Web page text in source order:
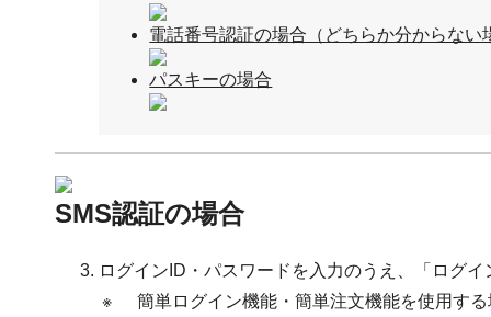
電話番号認証の場合（どちらか分からない
パスキーの場合
SMS認証の場合
ログインID・パスワードを入力のうえ、「ログ
※
簡単ログイン機能・簡単注文機能を使用す